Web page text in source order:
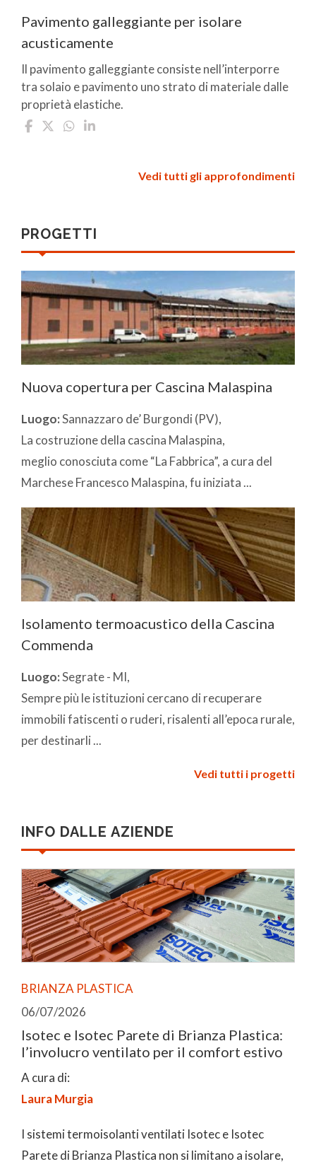
Pavimento galleggiante per isolare
acusticamente
Il pavimento galleggiante consiste nell’interporre
tra solaio e pavimento uno strato di materiale dalle
proprietà elastiche.
Vedi tutti gli approfondimenti
PROGETTI
Nuova copertura per Cascina Malaspina
Luogo:Sannazzaro de’ Burgondi (PV),
La costruzione della cascina Malaspina,
meglio conosciuta come “La Fabbrica”, a cura del
Marchese Francesco Malaspina, fu iniziata ...
Isolamento termoacustico della Cascina
Commenda
Luogo:Segrate - MI,
Sempre più le istituzioni cercano di recuperare
immobili fatiscenti o ruderi, risalenti all’epoca rurale,
per destinarli ...
Vedi tutti i progetti
INFO DALLE AZIENDE
BRIANZA PLASTICA
06/07/2026
Isotec e Isotec Parete di Brianza Plastica:
l’involucro ventilato per il comfort estivo
A cura di:
Laura Murgia
I sistemi termoisolanti ventilati Isotec e Isotec
Parete di Brianza Plastica non si limitano a isolare,